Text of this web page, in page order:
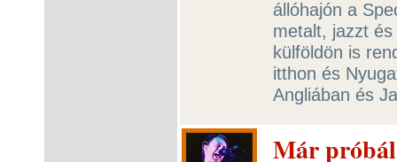
állóhajón a
metalt, jazzt
külföldön is
itthon és
Angliában és
Már